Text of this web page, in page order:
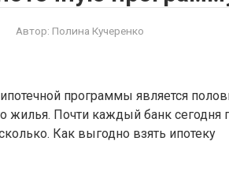
Автор: Полина Кучеренко
программы является
жилья. Почти каждый банк сегодня
Как выгодно взять ипотеку